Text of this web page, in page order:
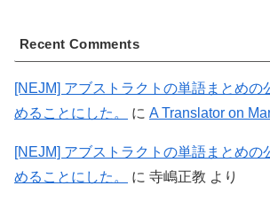
Recent Comments
[NEJM] アブストラクトの単語まとめの
めることにした。
に A Translator on
[NEJM] アブストラクトの単語まとめの
めることにした。
に 寺嶋正教 より